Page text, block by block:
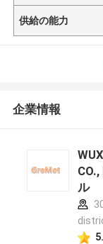
供給の能力
企業情報
ル